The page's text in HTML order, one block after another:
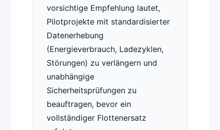
vorsichtige Empfehlung lautet,
Pilotprojekte mit standardisierter
Datenerhebung
(Energieverbrauch, Ladezyklen,
Störungen) zu verlängern und
unabhängige
Sicherheitsprüfungen zu
beauftragen, bevor ein
vollständiger Flottenersatz